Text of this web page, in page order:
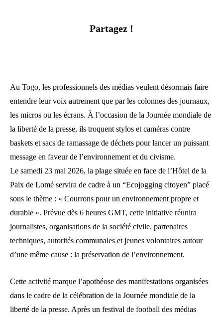
Partagez !
Au Togo, les professionnels des médias veulent désormais faire
entendre leur voix autrement que par les colonnes des journaux,
les micros ou les écrans. À l’occasion de la Journée mondiale de
la liberté de la presse, ils troquent stylos et caméras contre
baskets et sacs de ramassage de déchets pour lancer un puissant
message en faveur de l’environnement et du civisme.
Le samedi 23 mai 2026, la plage située en face de l’Hôtel de la
Paix de Lomé servira de cadre à un “Ecojogging citoyen” placé
sous le thème : « Courrons pour un environnement propre et
durable ». Prévue dès 6 heures GMT, cette initiative réunira
journalistes, organisations de la société civile, partenaires
techniques, autorités communales et jeunes volontaires autour
d’une même cause : la préservation de l’environnement.
Cette activité marque l’apothéose des manifestations organisées
dans le cadre de la célébration de la Journée mondiale de la
liberté de la presse. Après un festival de football des médias